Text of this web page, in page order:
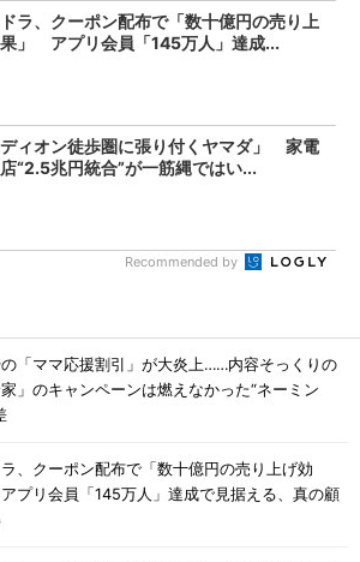
ラ、クーポン配布で「数十億円の売り上
」 アプリ会員「145万人」達成...
ディオン徒歩圏に張り付くヤマダ」 家電
“2.5兆円統合”が一筋縄ではい...
Recommended by
「ママ応援割引」が大炎上……内容そっくりの
家」のキャンペーンは燃えなかった“ネーミン
、クーポン配布で「数十億円の売り上げ効
プリ会員「145万人」達成で見据える、真の顧